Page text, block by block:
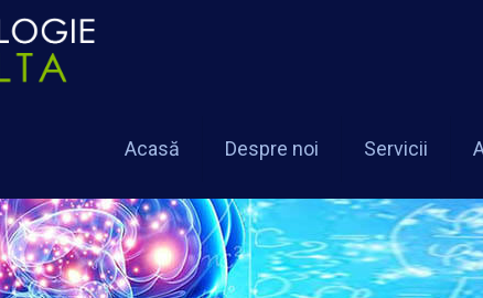
Acasă Despre noi Servicii